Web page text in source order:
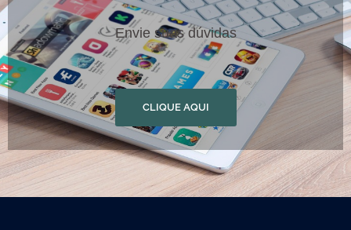
Envie suas dúvidas
CLIQUE AQUI